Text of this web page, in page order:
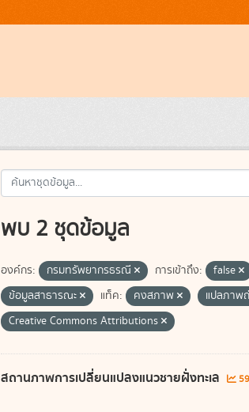
พบ 2 ชุดข้อมูล
องค์กร: กรมทรัพยากรธรณี การเข้าถึง: false
ข้อมูลสาธารณะ
แท็ค: คงสภาพ แปลภาพ
Creative Commons Attributions
สถานภาพการเปลี่ยนแปลงแนวชายฝั่งทะเล